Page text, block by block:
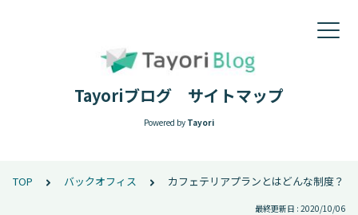
Tayoriブログ サイトマップ
Powered by Tayori
TOP バックオフィス カフェテリアプランとはどんな制度？
最終更新日 : 2020/10/06